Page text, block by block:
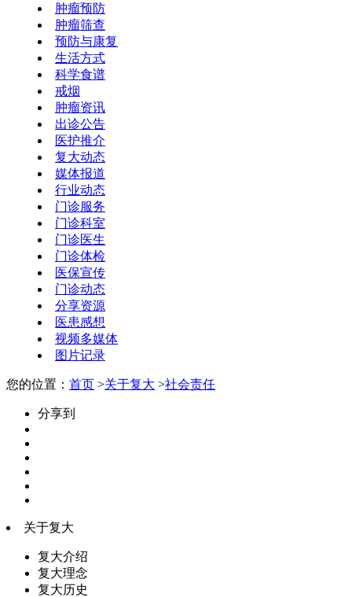
肿瘤预防
肿瘤筛查
预防与康复
生活方式
科学食谱
戒烟
肿瘤资讯
出诊公告
医护推介
复大动态
媒体报道
行业动态
门诊服务
门诊科室
门诊医生
门诊体检
医保宣传
门诊动态
分享资源
医患感想
视频多媒体
图片记录
您的位置： 首页 >关于复大 >社会责任
分享到
关于复大
复大介绍
复大理念
复大历史